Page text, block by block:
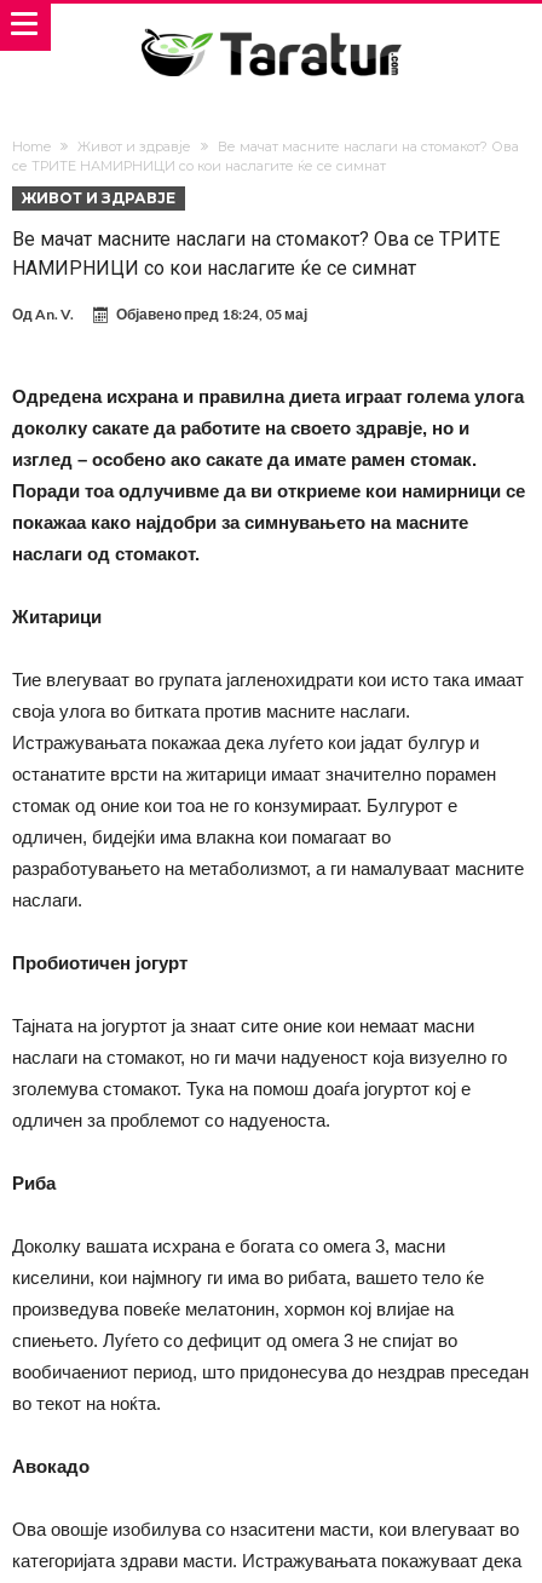
Home Живот и здравје
Ве мачат масните наслаги на стомакот? Ова
се ТРИТЕ НАМИРНИЦИ со кои наслагите ќе се симнат
ЖИВОТ И ЗДРАВЈЕ
Ве мачат масните наслаги на стомакот? Ова се ТРИТЕ
НАМИРНИЦИ со кои наслагите ќе се симнат
ОдAn. V. Објавено пред 18:24, 05 мај
Одредена исхрана и правилна диета играат голема улога
доколку сакате да работите на своето здравје, но и
изглед – особено ако сакате да имате рамен стомак.
Поради тоа одлучивме да ви откриеме кои намирници се
покажаа како најдобри за симнувањето на масните
наслаги од стомакот.
Житарици
Тие влегуваат во групата јагленохидрати кои исто така имаат
своја улога во битката против масните наслаги.
Истражувањата покажаа дека луѓето кои јадат булгур и
останатите врсти на житарици имаат значително порамен
стомак од оние кои тоа не го конзумираат. Булгурот е
одличен, бидејќи има влакна кои помагаат во
разработувањето на метаболизмот, а ги намалуваат масните
наслаги.
Пробиотичен јогурт
Тајната на јогуртот ја знаат сите оние кои немаат масни
наслаги на стомакот, но ги мачи надуеност која визуелно го
зголемува стомакот. Тука на помош доаѓа јогуртот кој е
одличен за проблемот со надуеноста.
Риба
Доколку вашата исхрана е богата со омега 3, масни
киселини, кои најмногу ги има во рибата, вашето тело ќе
произведува повеќе мелатонин, хормон кој влијае на
спиењето. Луѓето со дефицит од омега 3 не спијат во
вообичаениот период, што придонесува до нездрав преседан
во текот на ноќта.
Авокадо
Ова овошје изобилува со нзаситени масти, кои влегуваат во
категоријата здрави масти. Истражувањата покажуваат дека